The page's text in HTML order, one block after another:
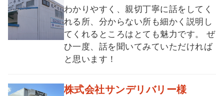
わかりやすく、親切丁寧に話をしてく
れる所、分からない所も細かく説明し
てくれるところはとても魅力です。 ぜ
ひ一度、話を聞いてみていただければ
と思います！
株式会社サンデリバリー様